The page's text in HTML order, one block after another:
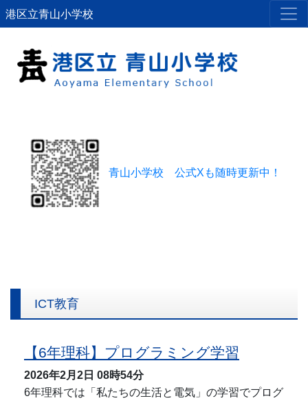
港区立青山小学校
青山小学校 公式Xも随時更新中！
ICT教育
【6年理科】プログラミング学習
2026年2月2日 08時54分
6年理科では「私たちの生活と電気」の学習でプログ